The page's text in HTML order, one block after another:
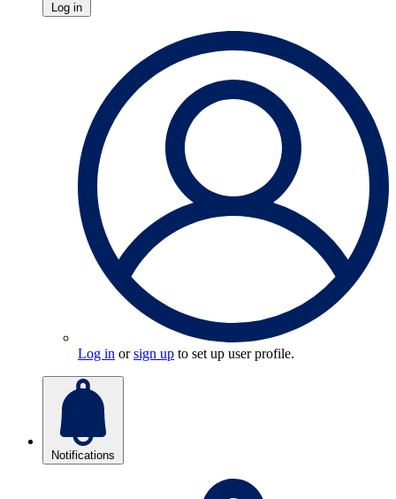
Log in
Log in orsign up to set up user profile.
Notifications